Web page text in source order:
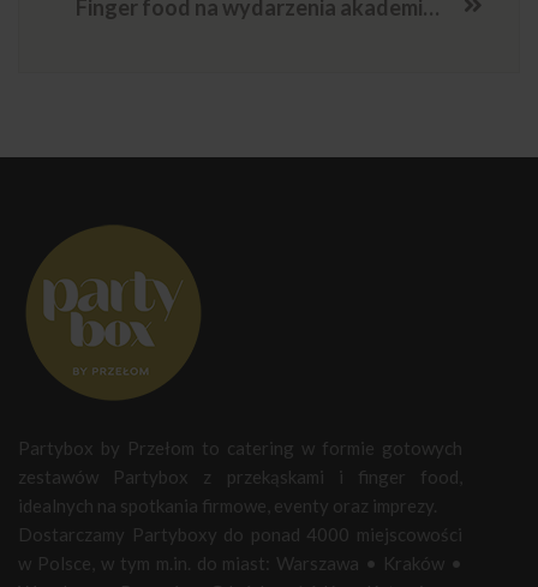
Finger food na wydarzenia akademickie – praktyczne rozwiązanie dla uczelni
Partybox by Przełom to catering w formie gotowych
zestawów Partybox z przekąskami i finger food,
idealnych na spotkania firmowe, eventy oraz imprezy.
Dostarczamy Partyboxy do ponad 4000 miejscowości
w Polsce, w tym m.in. do miast: Warszawa • Kraków •